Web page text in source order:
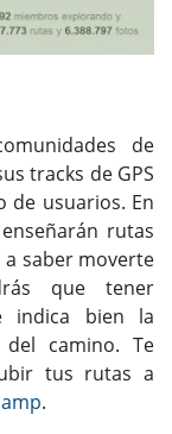
de
tracks de GPS
de usuarios. En
rutas
a saber moverte
que tener
indica bien la
camino. Te
tus rutas a
.